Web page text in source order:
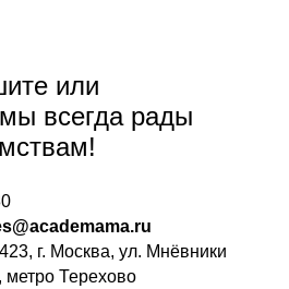
или
всегда рады
г. Москва, ул. Мнёвники
Терехово